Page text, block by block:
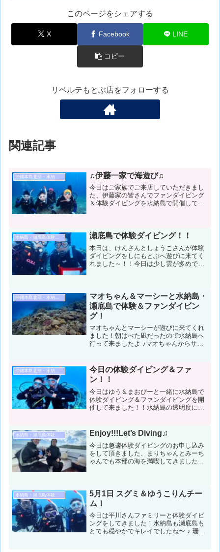
このページをシェアする
X Facebook LINE
コピー
リベルテもとぶ店をフォローする
関連記事
沖縄本島北部・水納島・瀬底島ダイビング ♫伊藤一家で海遊び♫
今日はご家族でご来店していただきまし
た、伊藤家の皆さんでファンダイビング
＆体験ダイビングを水納島で開催して来
ション＆データ気温：３３...
瀬底島で体験ダイビング！！
本日は、けんさんとしょうこさんが体験
ダイビングをしにもとぶへ遊びに来てく
れました～！！今日は少し雲が多めでし
温：22℃ スーツ：ウ...
沖縄本島北部・水納島・瀬底島ダイビング
マオちゃん＆マーシーと水納島・
瀬底島で体験＆ファンダイビン
グ！
マオちゃんとマーシーが遊びに来てくれ
ました！朝はべた凪だったので水納島へ
行って来ましたよ ♪マオちゃんからサメ
気温：24℃ スーツ： 担当スタッフ：
さち１本目：灯台下浅...
沖縄本島北部・水納島・瀬底島ダイビング
今日の体験ダイビング＆ファ
ン！！
今日はゆう＆まおぴーと一緒に水納島で
体験ダイビング＆ファンダイビングを開
催して来ました！！水納島の透明度にお
れを優しい眼差しで見守るゆうの本日の
楽しいダイビング日記です...
Enjoy!!!Let’s Diving♫
今日は急遽体験ダイビングのお申し込み
をして頂きました、まりちゃんとみーち
ゃんでも本部の海を満喫してきました✨
コンディション＆データ気温...
水納島・瀬底島体験ダイビング
5月1日 スグミ＆ゆうこりんチー
ム！
今日は平川さんファミリーと体験ダイビ
ングをしてきました！水納島も瀬底島も
とても穏やかでキレイでしたね〜 ♪ 珊瑚